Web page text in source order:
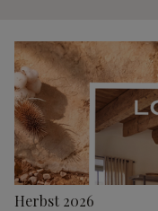
Herbst 2026